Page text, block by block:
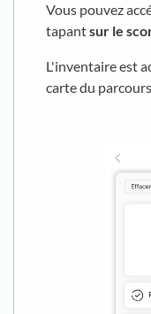
Vous pouvez
tapantsur le
L'inventaire est
carte du